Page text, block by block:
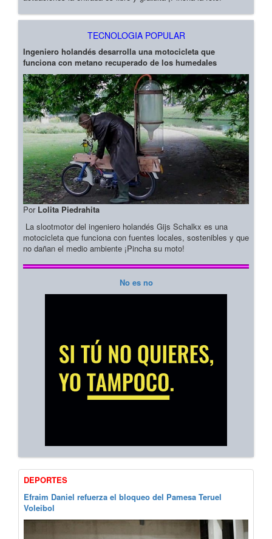
TECNOLOGIA POPULAR
Ingeniero holandés desarrolla una motocicleta que
funciona con metano recuperado de los humedales
Por Lolita Piedrahita
La slootmotor del ingeniero holandés Gijs Schalkx es una
motocicleta que funciona con fuentes locales, sostenibles y que
no dañan el medio ambiente ¡Pincha su moto!
No es no
DEPORTES
Efraim Daniel refuerza el bloqueo del Pamesa Teruel
Voleibol